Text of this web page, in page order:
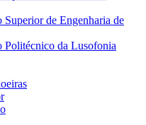
de Engenharia de
da Lusofonia